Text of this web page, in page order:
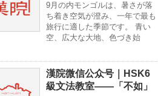
9月の内モンゴルは、暑さが落
ち着き空気が澄み、一年で最も
旅行に適した季節です。 青い
空、広大な大地、色づき始
漢院微信公众号｜HSK6
級文法教室——「不如」